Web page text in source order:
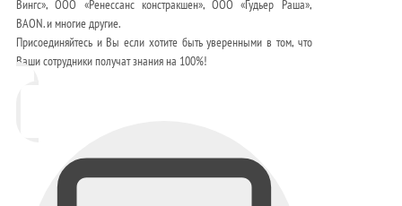
Вингс», ООО «Ренессанс констракшен», ООО «Гудьер Раша»,
BAON. и многие другие.
Присоединяйтесь и Вы если хотите быть уверенными в том, что
Ваши сотрудники получат знания на 100%!